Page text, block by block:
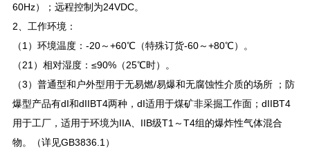
60Hz）；远程控制为24VDC。
2、工作环境：
（1）环境温度：-20～+60℃（特殊订货-60～+80℃）。
（21）相对湿度：≤90%（25℃时）。
（3）普通型和户外型用于无易燃/易爆和无腐蚀性介质的场所 ；防
爆型产品有dI和dIIBT4两种，dI适用于煤矿非采掘工作面；dIIBT4
用于工厂，适用于环境为IIA、IIB级T1～T4组的爆炸性气体混合
物。（详见GB3836.1）